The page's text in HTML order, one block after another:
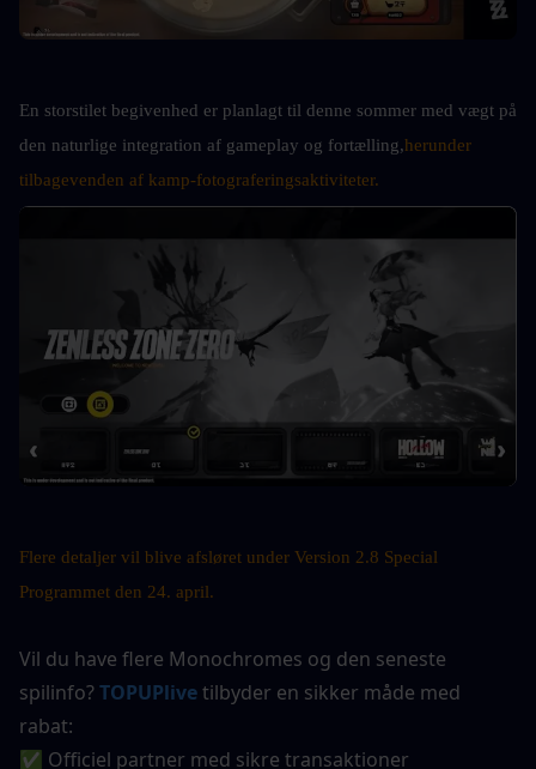
En storstilet begivenhed er planlagt til denne sommer med vægt på
den naturlige integration af gameplay og fortælling,herunder
tilbagevenden af kamp-fotograferingsaktiviteter.
Flere detaljer vil blive afsløret under Version 2.8 Special
Programmet den 24. april.
Vil du have flere Monochromes og den seneste
spilinfo?TOPUPlive tilbyder en sikker måde med
rabat:
✅ Officiel partner med sikre transaktioner